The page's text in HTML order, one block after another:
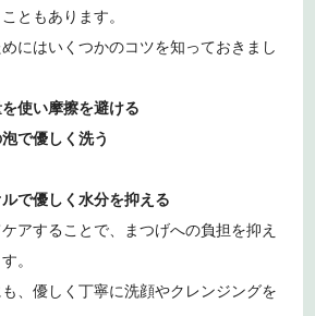
ともあります。
にはいくつかのコツを知っておきまし
使い摩擦を避ける
で優しく洗う
で優しく水分を抑える
アすることで、まつげへの負担を抑え
。
、優しく丁寧に洗顔やクレンジングを